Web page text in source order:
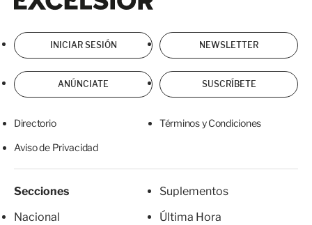
INICIAR SESIÓN NEWSLETTER
ANÚNCIATE SUSCRÍBETE
Directorio Términos y Condiciones
Aviso de Privacidad
Secciones
Nacional
Suplementos
Última Hora